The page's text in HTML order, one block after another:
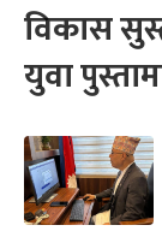
विकास
युवा